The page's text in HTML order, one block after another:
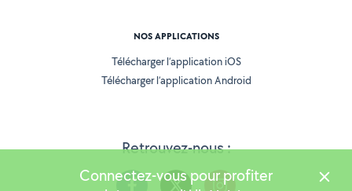
Retrouvez-nous :
NOS APPLICATIONS
Télécharger l’application iOS
Télécharger l’application Android
Connectez-vous pour profiter